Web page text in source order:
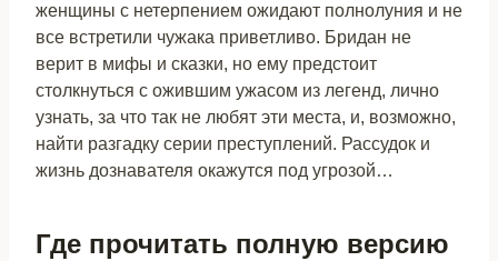
женщины с нетерпением ожидают полнолуния и не
все встретили чужака приветливо. Бридан не
верит в мифы и сказки, но ему предстоит
столкнуться с ожившим ужасом из легенд, лично
узнать, за что так не любят эти места, и, возможно,
найти разгадку серии преступлений. Рассудок и
жизнь дознавателя окажутся под угрозой…
Где прочитать полную версию